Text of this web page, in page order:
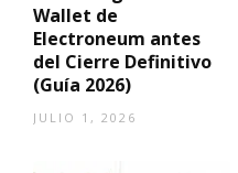
Wallet de
Electroneum antes
del Cierre Definitivo
(Guía 2026)
JULIO 1, 2026